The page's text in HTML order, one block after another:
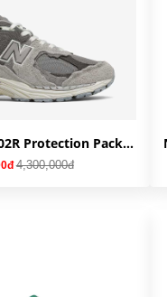
New Balance 2002R Protection Pack 'Rain Cloud' M2002RDA
4,300,000đ